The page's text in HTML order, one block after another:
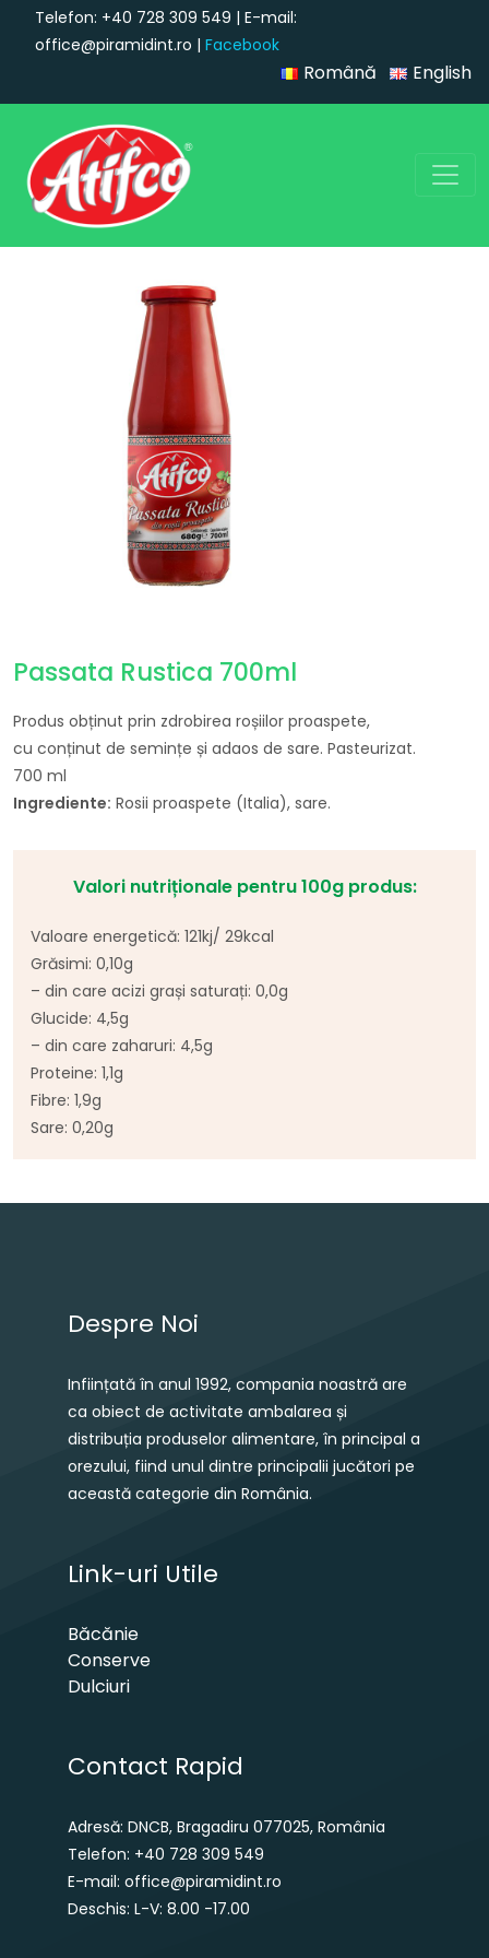
Telefon: +40 728 309 549 | E-mail:
office@piramidint.ro | Facebook
Română English
Navigare principală
Passata Rustica 700ml
Produs obținut prin zdrobirea roșiilor proaspete,
cu conținut de semințe și adaos de sare. Pasteurizat.
700 ml
Ingrediente: Rosii proaspete (Italia), sare.
Valori nutriționale pentru 100g produs:
Valoare energetică: 121kj/ 29kcal
Grăsimi: 0,10g
– din care acizi grași saturați: 0,0g
Glucide: 4,5g
– din care zaharuri: 4,5g
Proteine: 1,1g
Fibre: 1,9g
Sare: 0,20g
Navigare în articole
Despre Noi
Inființată în anul 1992, compania noastră are
ca obiect de activitate ambalarea și
distribuția produselor alimentare, în principal a
orezului, fiind unul dintre principalii jucători pe
această categorie din România.
Link-uri Utile
Băcănie
Conserve
Dulciuri
Contact Rapid
Adresă: DNCB, Bragadiru 077025, România
Telefon: +40 728 309 549
E-mail: office@piramidint.ro
Deschis: L-V: 8.00 -17.00